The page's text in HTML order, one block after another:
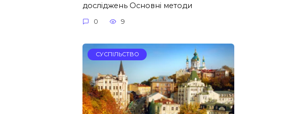
досліджень Основні методи
0 9
СУСПІЛЬСТВО